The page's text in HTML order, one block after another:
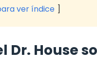
ver índice
House